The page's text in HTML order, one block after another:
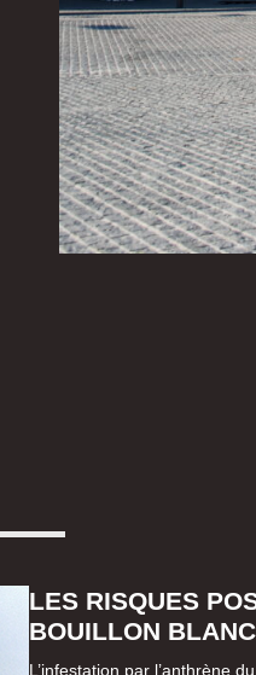
LES RISQUES
BOUILLON
L’infestation par l’anthrène